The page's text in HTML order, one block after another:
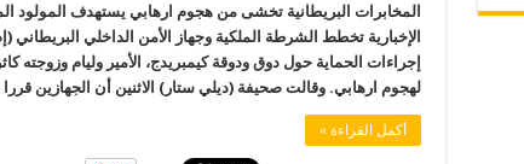
المخابرات البريطانية تخشى من هجوم ارهابي يستهدف المولود
إجراءات الحماية حول دوق ودوقة كيمبريدج، الأمير وليام
لهجوم ارهابي. وقالت صحيفة (ديلي ستار) الاثنين أن الجهازين
أكمل القراءة »